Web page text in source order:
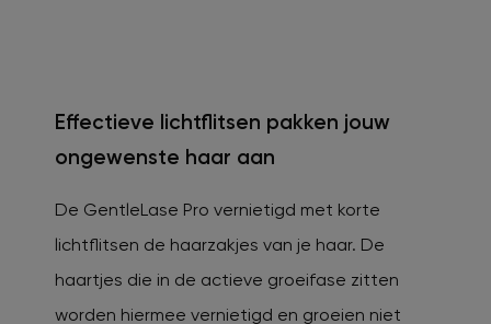
Effectieve lichtflitsen pakken jouw
ongewenste haar aan
De GentleLase Pro vernietigd met korte
lichtflitsen de haarzakjes van je haar. De
haartjes die in de actieve groeifase zitten
worden hiermee vernietigd en groeien niet